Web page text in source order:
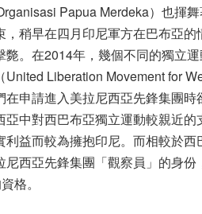
Papua Merdeka）也揮
，稍早在四月印尼軍方在巴布亞
斃。在2014年，幾個不同的獨立
United Liberation Movement for
在申請進入美拉尼西亞先鋒集團
亞中對西巴布亞獨立運動較親近
利益而較為擁抱印尼。而相較於
尼西亞先鋒集團「觀察員」的身
格。